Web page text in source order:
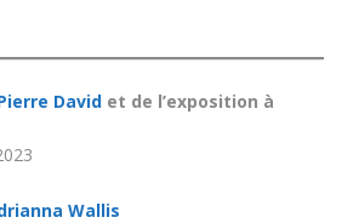
David et de l’exposition à
Wallis